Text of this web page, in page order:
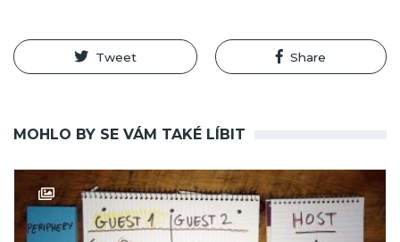
Tweet Share
MOHLO BY SE VÁM TAKÉ LÍBIT